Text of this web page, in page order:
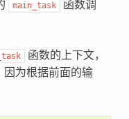
main_task
函数调
函数的上下文，
因为根据前面的输